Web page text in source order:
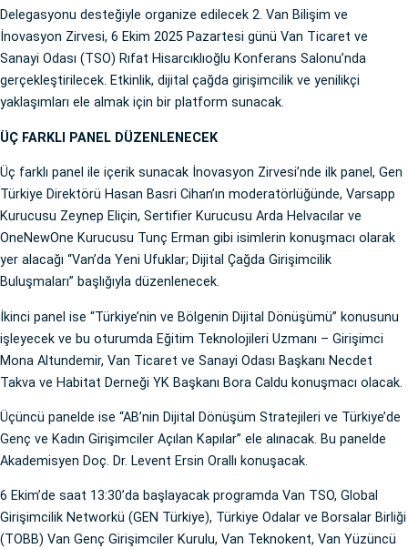
Delegasyonu desteğiyle organize edilecek 2. Van Bilişim ve
İnovasyon Zirvesi, 6 Ekim 2025 Pazartesi günü Van Ticaret ve
Sanayi Odası (TSO) Rıfat Hisarcıklıoğlu Konferans Salonu’nda
gerçekleştirilecek. Etkinlik, dijital çağda girişimcilik ve yenilikçi
yaklaşımları ele almak için bir platform sunacak.
ÜÇ FARKLI PANEL DÜZENLENECEK
Üç farklı panel ile içerik sunacak İnovasyon Zirvesi’nde ilk panel, Gen
Türkiye Direktörü Hasan Basri Cihan’ın moderatörlüğünde, Varsapp
Kurucusu Zeynep Eliçin, Sertifier Kurucusu Arda Helvacılar ve
OneNewOne Kurucusu Tunç Erman gibi isimlerin konuşmacı olarak
yer alacağı “Van’da Yeni Ufuklar; Dijital Çağda Girişimcilik
Buluşmaları” başlığıyla düzenlenecek.
İkinci panel ise “Türkiye’nin ve Bölgenin Dijital Dönüşümü” konusunu
işleyecek ve bu oturumda Eğitim Teknolojileri Uzmanı – Girişimci
Mona Altundemir, Van Ticaret ve Sanayi Odası Başkanı Necdet
Takva ve Habitat Derneği YK Başkanı Bora Caldu konuşmacı olacak.
Üçüncü panelde ise “AB’nin Dijital Dönüşüm Stratejileri ve Türkiye’de
Genç ve Kadın Girişimciler Açılan Kapılar” ele alınacak. Bu panelde
Akademisyen Doç. Dr. Levent Ersin Orallı konuşacak.
6 Ekim’de saat 13:30’da başlayacak programda Van TSO, Global
Girişimcilik Networkü (GEN Türkiye), Türkiye Odalar ve Borsalar Birliği
(TOBB) Van Genç Girişimciler Kurulu, Van Teknokent, Van Yüzüncü